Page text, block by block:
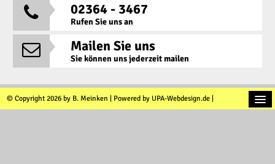
 02364 - 3467
Rufen Sie uns an
 Mailen Sie uns
Sie können uns jederzeit mailen
© Copyright 2026 by B. Meinken | Powered by UPA-Webdesign.de |